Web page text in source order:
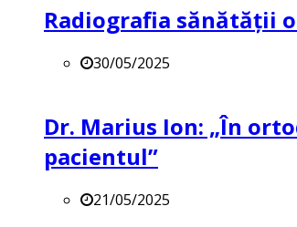
Radiografia sănătății
30/05/2025
Dr. Marius Ion: „În
pacientul”
21/05/2025